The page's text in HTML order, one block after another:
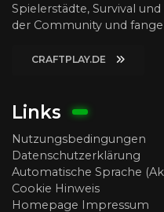
Spielerstädte, Survival
der Community und
CRAFTPLAY.DE
Links
Nutzungsbedingungen
Datenschutzerklärung
Automatische Sprache
Cookie Hinweis
Homepage Impressum